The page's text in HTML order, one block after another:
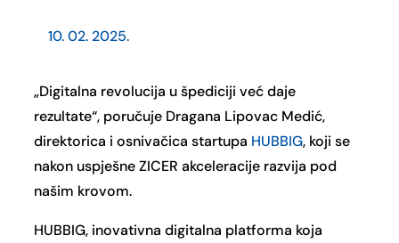
10. 02. 2025.
„Digitalna revolucija u špediciji već daje
rezultate“, poručuje Dragana Lipovac Medić,
direktorica i osnivačica startupa HUBBIG, koji se
nakon uspješne ZICER akceleracije razvija pod
našim krovom.
HUBBIG, inovativna digitalna platforma koja